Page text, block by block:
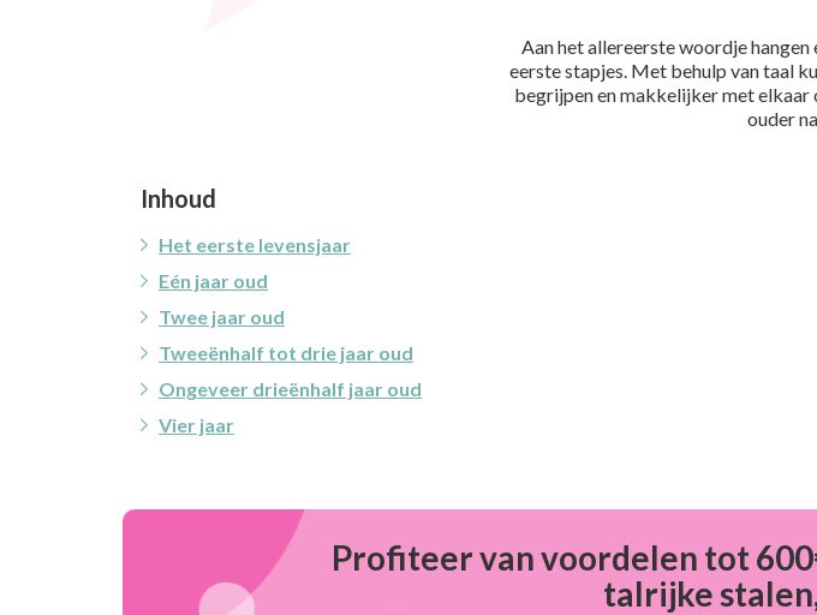
Aan het allereerste woordje hangen
eerste stapjes. Met behulp van taal
begrijpen en makkelijker met elkaar
ouder
Inhoud
Het eerste levensjaar
Eén jaar oud
Twee jaar oud
Tweeënhalf tot drie jaar oud
Ongeveer drieënhalf jaar oud
Vier jaar
Profiteer van voordelen tot
talrijke